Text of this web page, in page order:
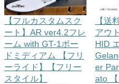
【フルカスタムスク
ート】AR ver4.2フレ
ーム with GT-1ボー
ドミディアム 【フリ
ーライド】【フリー
スタイル】
【送
アウ
HID
er
ato